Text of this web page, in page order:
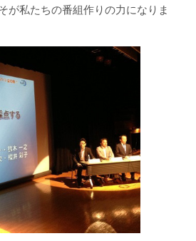
が私たちの番組作りの力になりま